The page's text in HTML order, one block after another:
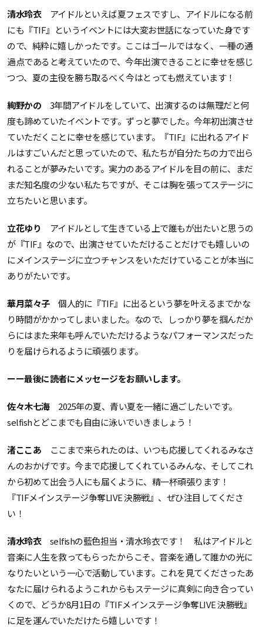
清水玲衣アイドルといえば夏フェスですし、アイドルになる前
にも『TIF』というイベントには大変お世話になっていた身です
ので、純粋に嬉しかったです。ここはゴールではなく、一種の通
過点であると考えていたので、今年出演できることに幸せを感じ
つつ、夏の主役を勝ち取るべく今はとっても燃えています！
絢野かの 3年間アイドルをしていて、出演するのは無理だと何
度も諦めていたイベントです。ずっと夢でした。今年初出演させ
ていただくことに幸せを感じています。『TIF』に出れるアイド
ルはすごいんだと思っていたので、私たちが自分たちの力で出ら
れることが夢みたいです。実力のあるアイドルを目の前に、まだ
まだ知名度の少ない私たちですが、そこは胸を張ってステージに
立ちたいと思います。
立花ゆり アイドルとして生きている上で誰もが出たいと思うの
が『TIF』なので、出演させていただけることだけでも嬉しいの
にメインステージに立つチャンスをいただけていることが本当に
ありがたいです。
華月菜々子個人的に『TIF』に出るという夢を叶えるまでかな
り時間がかかってしまいました。なので、しっかり夢を掴んだか
らにはまた来年も呼んでいただけるようなパフォーマンスだった
りを届けられるように頑張ります。
ーー最後に読者にメッセージをお願いします。
佐々木七海2025年の夏、青い夏を一緒に過ごしたいです。
selfishとどこまでも自由に泳いでいきましょう！
渚ここあ ここまで来られたのは、いつも応援してくれるみなさ
んのおかげです。今まで応援してくれているみんな、そしてこれ
から初めて出会う人にも届くように、精一杯頑張ります！
『TIFメインステージ争奪LIVE 決勝戦』、ぜひ注目してくださ
い！
清水玲衣selfishの藍色担当・清水玲衣です！ 私はアイドルと
音楽に人生を救ってもらったからこそ、音楽を通して誰かの光に
なりたいという一心で活動しています。これを見てくださったあ
なたに届けられるようこれからもステージに真剣に向き合ってい
くので、どうか8月1日の『TIFメインステージ争奪LIVE 決勝戦』
に足を運んでいただけたら嬉しいです！